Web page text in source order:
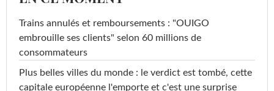
Trains annulés et remboursements : "OUIGO
embrouille ses clients" selon 60 millions de
consommateurs
Plus belles villes du monde : le verdict est tombé, cette
capitale européenne l'emporte et c'est une surprise